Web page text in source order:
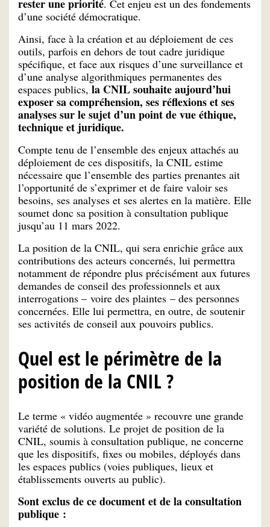
rester une priorité. Cet enjeu est un des fondements
d’une société démocratique.
Ainsi, face à la création et au déploiement de ces
outils, parfois en dehors de tout cadre juridique
spécifique, et face aux risques d’une surveillance et
d’une analyse algorithmiques permanentes des
espaces publics, la CNIL souhaite aujourd’hui
exposer sa compréhension, ses réflexions et ses
analyses sur le sujet d’un point de vue éthique,
technique et juridique.
Compte tenu de l’ensemble des enjeux attachés au
déploiement de ces dispositifs, la CNIL estime
nécessaire que l’ensemble des parties prenantes ait
l’opportunité de s’exprimer et de faire valoir ses
besoins, ses analyses et ses alertes en la matière. Elle
soumet donc sa position à consultation publique
jusqu’au 11 mars 2022.
La position de la CNIL, qui sera enrichie grâce aux
contributions des acteurs concernés, lui permettra
notamment de répondre plus précisément aux futures
demandes de conseil des professionnels et aux
interrogations – voire des plaintes – des personnes
concernées. Elle lui permettra, en outre, de soutenir
ses activités de conseil aux pouvoirs publics.
Quel est le périmètre de la
position de la CNIL ?
Le terme « vidéo augmentée » recouvre une grande
variété de solutions. Le projet de position de la
CNIL, soumis à consultation publique, ne concerne
que les dispositifs, fixes ou mobiles, déployés dans
les espaces publics (voies publiques, lieux et
établissements ouverts au public).
Sont exclus de ce document et de la consultation
publique :